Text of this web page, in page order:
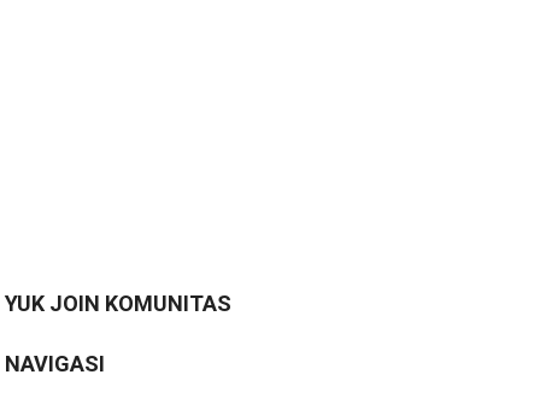
YUK JOIN KOMUNITAS
NAVIGASI